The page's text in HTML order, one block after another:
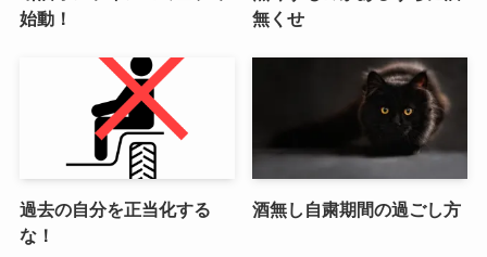
始動！
無くせ
過去の自分を正当化する
な！
酒無し自粛期間の過ごし方